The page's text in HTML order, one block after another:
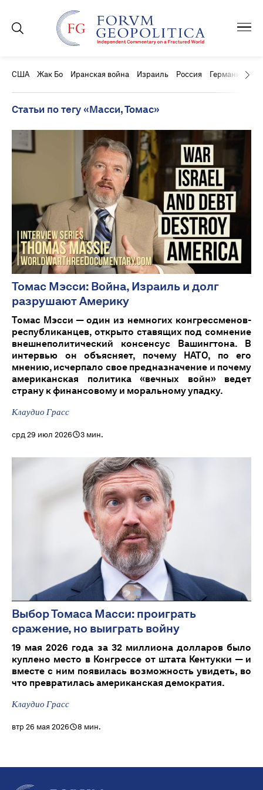
США Жак Бо Иранская война Израиль Россия Германия
Статьи по тегу «Масси, Томас»
Томас Мэсси: Война, Израиль и долг
разрушают Америку
Томас Мэсси — один из немногих конгрессменов-
республиканцев, открыто ставящих под сомнение
внешнеполитический консенсус Вашингтона. В
интервью он объясняет, почему НАТО, по его
мнению, исчерпало свое предназначение и почему
американская политика «вечных войн» ведет
страну к финансовому и моральному упадку.
Клаудио Грасс
срд 29 июл 2026 3 мин.
Выбор Томаса Масси: проиграть
сражение, но выиграть войну
19 мая 2026 года за 32 миллиона долларов было
куплено место в Конгрессе от штата Кентукки — и
вместе с ним появилась возможность увидеть, во
что превратилась американская демократия.
Клаудио Грасс
втр 26 мая 2026 8 мин.